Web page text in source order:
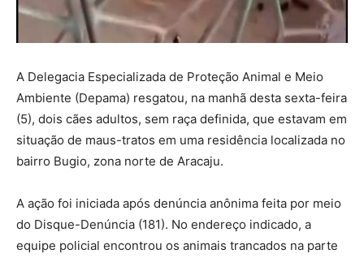
A Delegacia Especializada de Proteção Animal e Meio
Ambiente (Depama) resgatou, na manhã desta sexta-feira
(5), dois cães adultos, sem raça definida, que estavam em
situação de maus-tratos em uma residência localizada no
bairro Bugio, zona norte de Aracaju.
A ação foi iniciada após denúncia anônima feita por meio
do Disque-Denúncia (181). No endereço indicado, a
equipe policial encontrou os animais trancados na parte